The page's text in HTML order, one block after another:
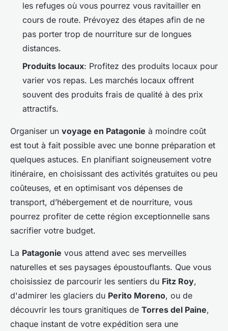
les refuges où vous pourrez vous ravitailler en
cours de route. Prévoyez des étapes afin de ne
pas porter trop de nourriture sur de longues
distances.
Produits locaux: Profitez des produits locaux pour
varier vos repas. Les marchés locaux offrent
souvent des produits frais de qualité à des prix
attractifs.
Organiser un voyage en Patagonie à moindre coût
est tout à fait possible avec une bonne préparation et
quelques astuces. En planifiant soigneusement votre
itinéraire, en choisissant des activités gratuites ou peu
coûteuses, et en optimisant vos dépenses de
transport, d’hébergement et de nourriture, vous
pourrez profiter de cette région exceptionnelle sans
sacrifier votre budget.
La Patagonie vous attend avec ses merveilles
naturelles et ses paysages époustouflants. Que vous
choisissiez de parcourir les sentiers du Fitz Roy,
d'admirer les glaciers du Perito Moreno, ou de
découvrir les tours granitiques de Torres del Paine,
chaque instant de votre expédition sera une